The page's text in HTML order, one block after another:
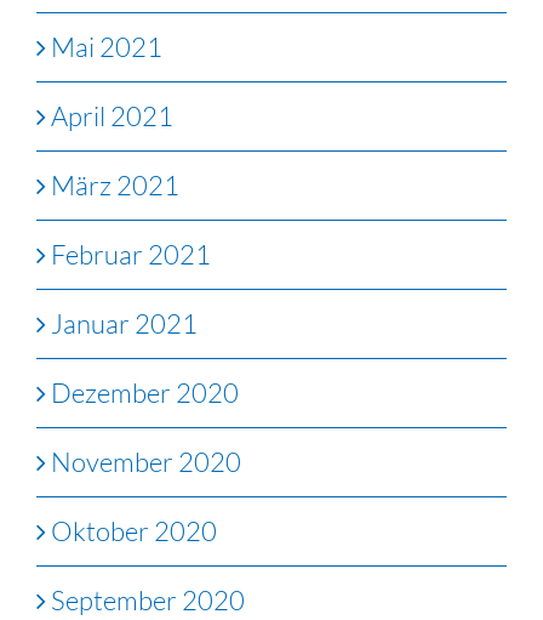
Mai 2021
April 2021
März 2021
Februar 2021
Januar 2021
Dezember 2020
November 2020
Oktober 2020
September 2020